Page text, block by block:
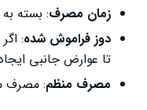
زمان مصرف: بسته
دوز فراموش شده:
تا عوارض جانبی
مصرف منظم: مصرف